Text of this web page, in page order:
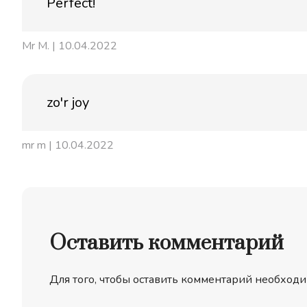
Mr M. | 10.04.2022
zo'r joy
mr m | 10.04.2022
Оставить комментарий
Для того, чтобы оставить комментарий